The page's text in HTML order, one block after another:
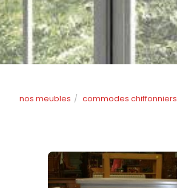
nos meubles commodes chiffonniers